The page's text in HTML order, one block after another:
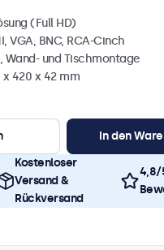
(Full HD)
VGA, BNC, RCA-Cinch
Wand- und Tischmontage
420 x 42 mm
In den
Kostenloser
Versand &
Rückversand
4,8/